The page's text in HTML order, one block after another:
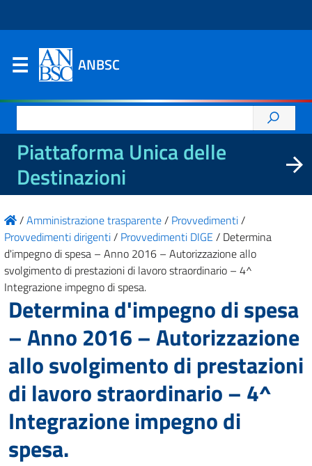
ANBSC
per:
Piattaforma Unica delle
Destinazioni
/Amministrazione trasparente/ Provvedimenti/
Provvedimenti dirigenti/ Provvedimenti DIGE / Determina
d'impegno di spesa – Anno 2016 – Autorizzazione allo
svolgimento di prestazioni di lavoro straordinario – 4^
Integrazione impegno di spesa.
Determina d'impegno di spesa
– Anno 2016 – Autorizzazione
allo svolgimento di prestazioni
di lavoro straordinario – 4^
Integrazione impegno di
spesa.